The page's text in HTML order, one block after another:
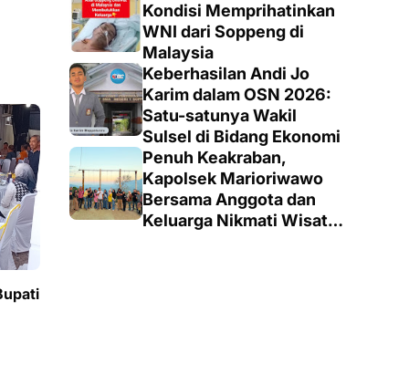
Kondisi Memprihatinkan
WNI dari Soppeng di
Malaysia
Keberhasilan Andi Jo
Karim dalam OSN 2026:
Satu-satunya Wakil
Sulsel di Bidang Ekonomi
Penuh Keakraban,
Kapolsek Marioriwawo
Bersama Anggota dan
Keluarga Nikmati Wisata